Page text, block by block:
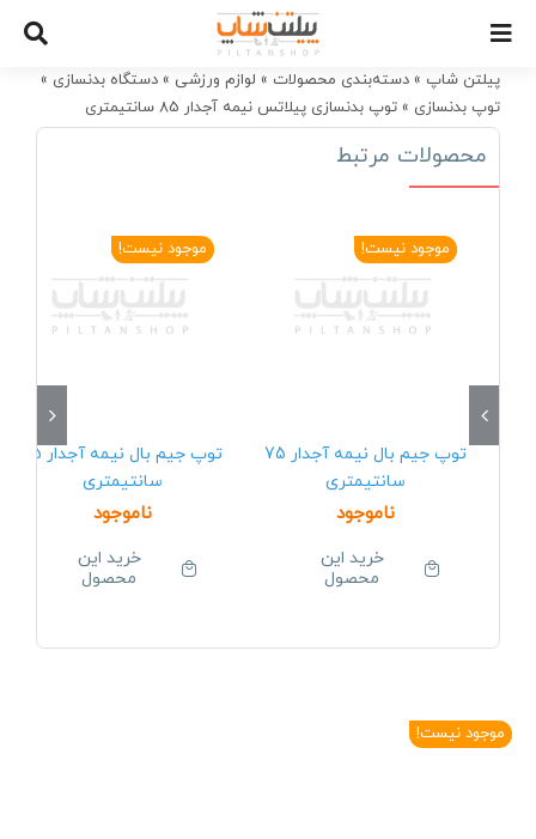
contentپیلتن شاپ » دسته‌بندی محصولات » لوازم ورزشی » دستگاه بدنسازی »
توپ بدنسازی » توپ بدنسازی پیلاتس نیمه آجدار 85 سانتیمتری
محصولات مرتبط
موجود نیست!
توپ جیم بال نیمه آجدار 75
سانتیمتری
ناموجود
خرید این
محصول
موجود نیست!
توپ جیم بال نیمه آجدار 65
سانتیمتری
ناموجود
خرید این
محصول
موجود نیست!